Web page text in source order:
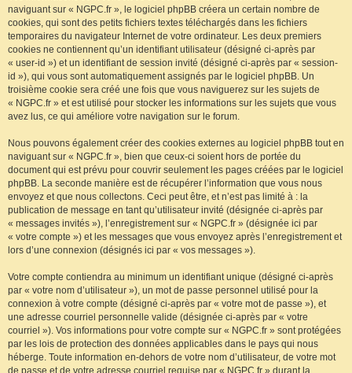
naviguant sur « NGPC.fr », le logiciel phpBB créera un certain nombre de
cookies, qui sont des petits fichiers textes téléchargés dans les fichiers
temporaires du navigateur Internet de votre ordinateur. Les deux premiers
cookies ne contiennent qu’un identifiant utilisateur (désigné ci-après par
« user-id ») et un identifiant de session invité (désigné ci-après par « session-
id »), qui vous sont automatiquement assignés par le logiciel phpBB. Un
troisième cookie sera créé une fois que vous naviguerez sur les sujets de
« NGPC.fr » et est utilisé pour stocker les informations sur les sujets que vous
avez lus, ce qui améliore votre navigation sur le forum.
Nous pouvons également créer des cookies externes au logiciel phpBB tout en
naviguant sur « NGPC.fr », bien que ceux-ci soient hors de portée du
document qui est prévu pour couvrir seulement les pages créées par le logiciel
phpBB. La seconde manière est de récupérer l’information que vous nous
envoyez et que nous collectons. Ceci peut être, et n’est pas limité à : la
publication de message en tant qu’utilisateur invité (désignée ci-après par
« messages invités »), l’enregistrement sur « NGPC.fr » (désignée ici par
« votre compte ») et les messages que vous envoyez après l’enregistrement et
lors d’une connexion (désignés ici par « vos messages »).
Votre compte contiendra au minimum un identifiant unique (désigné ci-après
par « votre nom d’utilisateur »), un mot de passe personnel utilisé pour la
connexion à votre compte (désigné ci-après par « votre mot de passe »), et
une adresse courriel personnelle valide (désignée ci-après par « votre
courriel »). Vos informations pour votre compte sur « NGPC.fr » sont protégées
par les lois de protection des données applicables dans le pays qui nous
héberge. Toute information en-dehors de votre nom d’utilisateur, de votre mot